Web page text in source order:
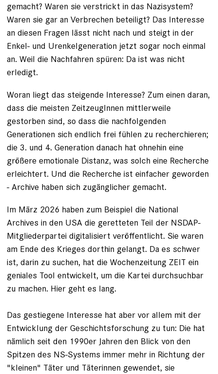
gemacht? Waren sie verstrickt in das Nazisystem?
Waren sie gar an Verbrechen beteiligt? Das Interesse
an diesen Fragen lässt nicht nach und steigt in der
Enkel- und Urenkelgeneration jetzt sogar noch einmal
an. Weil die Nachfahren spüren: Da ist was nicht
erledigt.
Woran liegt das steigende Interesse? Zum einen daran,
dass die meisten ZeitzeugInnen mittlerweile
gestorben sind, so dass die nachfolgenden
Generationen sich endlich frei fühlen zu recherchieren;
die 3. und 4. Generation danach hat ohnehin eine
größere emotionale Distanz, was solch eine Recherche
erleichtert. Und die Recherche ist einfacher geworden
- Archive haben sich zugänglicher gemacht.
Im März 2026 haben zum Beispiel die National
Archives in den USA die geretteten Teil der NSDAP-
Mitgliederpartei digitalisiert veröffentlicht. Sie waren
am Ende des Krieges dorthin gelangt. Da es schwer
ist, darin zu suchen, hat die Wochenzeitung ZEIT ein
geniales Tool entwickelt, um die Kartei durchsuchbar
zu machen. Hier geht es lang.
Das gestiegene Interesse hat aber vor allem mit der
Entwicklung der Geschichtsforschung zu tun: Die hat
nämlich seit den 1990er Jahren den Blick von den
Spitzen des NS-Systems immer mehr in Richtung der
"kleinen" Täter und Täterinnen gewendet, sie